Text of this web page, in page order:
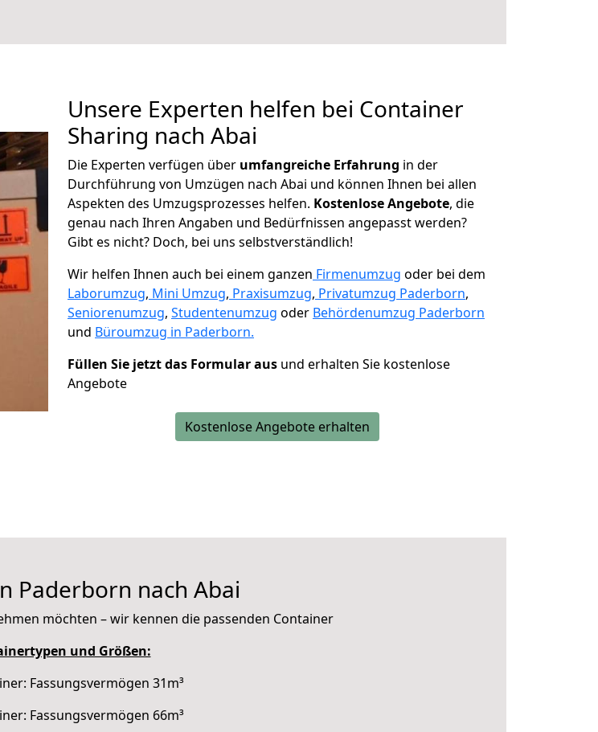
Unsere Experten helfen bei Container
Sharing nach Abai
Die Experten verfügen über umfangreiche Erfahrung in der
Durchführung von Umzügen nach Abai und können Ihnen bei allen
Aspekten des Umzugsprozesses helfen. Kostenlose Angebote, die
genau nach Ihren Angaben und Bedürfnissen angepasst werden?
Gibt es nicht? Doch, bei uns selbstverständlich!
Wir helfen Ihnen auch bei einem ganzen Firmenumzug oder bei dem
Laborumzug, Mini Umzug, Praxisumzug, Privatumzug Paderborn,
Seniorenumzug, Studentenumzug oder Behördenumzug Paderborn
und Büroumzug in Paderborn.
Füllen Sie jetzt das Formular aus und erhalten Sie kostenlose
Angebote
Kostenlose Angebote erhalten
Paderborn nach Abai
möchten – wir kennen die passenden Container
und Größen:
Fassungsvermögen 31m³
Fassungsvermögen 66m³